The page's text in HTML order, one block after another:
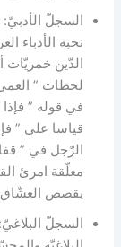
السجلّ
نخبة الأدباء
الدّين
لحظات ”
في قوله ”
قياسا على ”
الرّجل في ”
معلّقة امرئ
بقصص العشّاق
السجلّ